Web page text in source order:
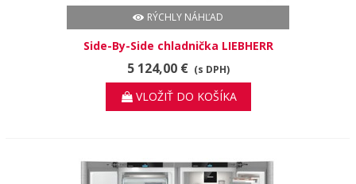
RÝCHLY NÁHĽAD
Side-By-Side chladnička LIEBHERR
XRFbs 5295
5 124,00 € (s DPH)
VLOŽIŤ DO KOŠÍKA